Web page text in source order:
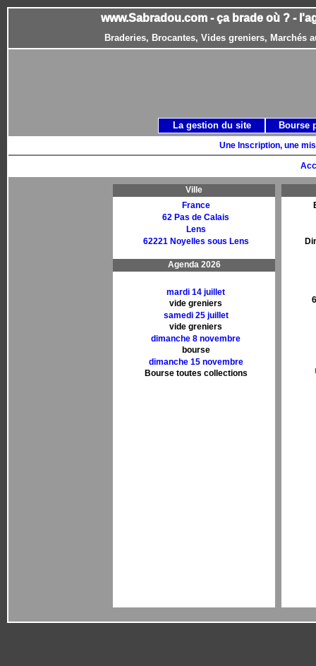
www.Sabradou.com - ça brade où ? -
Braderies, Brocantes, Vides greniers, Marchés
Une Inscription, une
Ville
France
62 Pas de Calais
Lens
62221 Noyelles sous Lens
Agenda 2026
mardi 14 juillet
vide greniers
samedi 25 juillet
vide greniers
dimanche 8 novembre
bourse
dimanche 15 novembre
Bourse toutes collections
La gestion du site Bourse